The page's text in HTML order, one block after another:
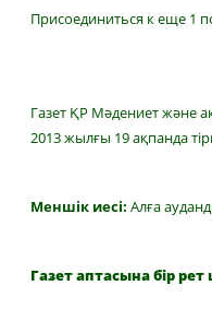
Присоединиться к еще 1
Газет ҚР Мәдениет және
2013 жылғы 19 ақпанда
Меншік иесі: Алға
Газет аптасына бір